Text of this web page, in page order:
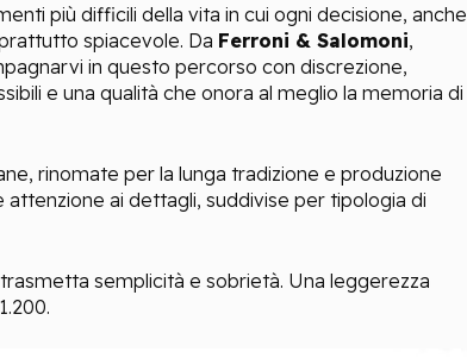
più difficili della vita in cui ogni decisione, anche
spiacevole. Da Ferroni & Salomoni,
in questo percorso con discrezione,
e una qualità che onora al meglio la memoria di
rinomate per la lunga tradizione e produzione
attenzione ai dettagli, suddivise per tipologia di
semplicità e sobrietà. Una leggerezza